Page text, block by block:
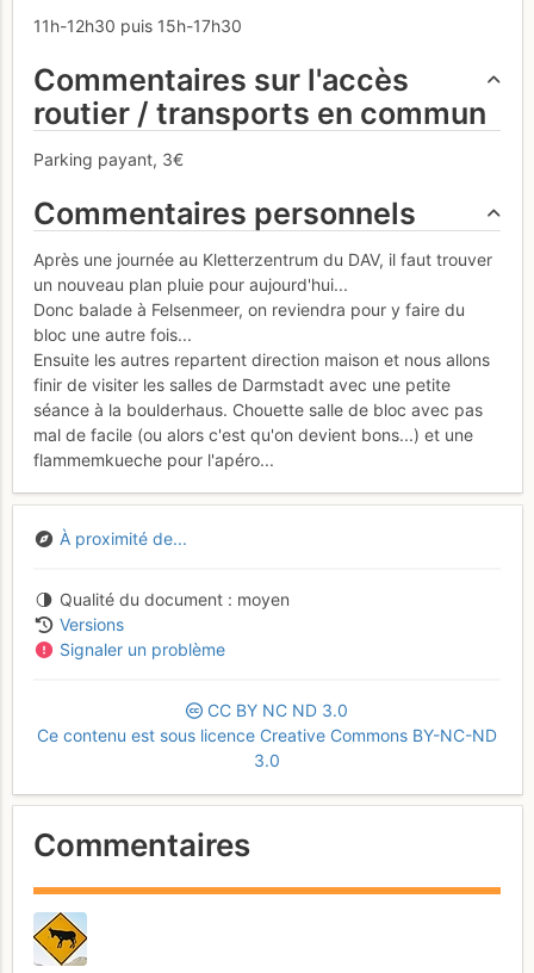
11h-12h30 puis 15h-17h30
Commentaires sur l'accès
routier / transports en commun
Parking payant, 3€
Commentaires personnels
Après une journée au Kletterzentrum du DAV, il faut trouver
un nouveau plan pluie pour aujourd'hui...
Donc balade à Felsenmeer, on reviendra pour y faire du
bloc une autre fois...
Ensuite les autres repartent direction maison et nous allons
finir de visiter les salles de Darmstadt avec une petite
séance à la boulderhaus. Chouette salle de bloc avec pas
mal de facile (ou alors c'est qu'on devient bons...) et une
flammemkueche pour l'apéro...
À proximité de...
Qualité du document
moyen
Versions
Signaler un problème
CC BY NC ND 3.0
Ce contenu est sous licence Creative Commons BY-NC-ND
3.0
Commentaires